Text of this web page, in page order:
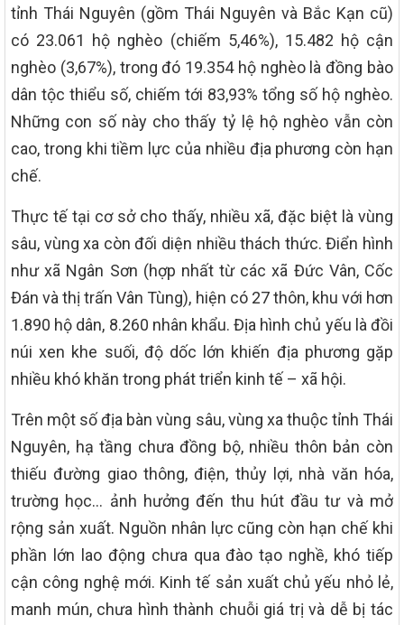
tỉnh Thái Nguyên (gồm Thái Nguyên và Bắc Kạn cũ)
có 23.061 hộ nghèo (chiếm 5,46%), 15.482 hộ cận
nghèo (3,67%), trong đó 19.354 hộ nghèo là đồng bào
dân tộc thiểu số, chiếm tới 83,93% tổng số hộ nghèo.
Những con số này cho thấy tỷ lệ hộ nghèo vẫn còn
cao, trong khi tiềm lực của nhiều địa phương còn hạn
chế.
Thực tế tại cơ sở cho thấy, nhiều xã, đặc biệt là vùng
sâu, vùng xa còn đối diện nhiều thách thức. Điển hình
như xã Ngân Sơn (hợp nhất từ các xã Đức Vân, Cốc
Đán và thị trấn Vân Tùng), hiện có 27 thôn, khu với hơn
1.890 hộ dân, 8.260 nhân khẩu. Địa hình chủ yếu là đồi
núi xen khe suối, độ dốc lớn khiến địa phương gặp
nhiều khó khăn trong phát triển kinh tế – xã hội.
Trên một số địa bàn vùng sâu, vùng xa thuộc tỉnh Thái
Nguyên, hạ tầng chưa đồng bộ, nhiều thôn bản còn
thiếu đường giao thông, điện, thủy lợi, nhà văn hóa,
trường học… ảnh hưởng đến thu hút đầu tư và mở
rộng sản xuất. Nguồn nhân lực cũng còn hạn chế khi
phần lớn lao động chưa qua đào tạo nghề, khó tiếp
cận công nghệ mới. Kinh tế sản xuất chủ yếu nhỏ lẻ,
manh mún, chưa hình thành chuỗi giá trị và dễ bị tác